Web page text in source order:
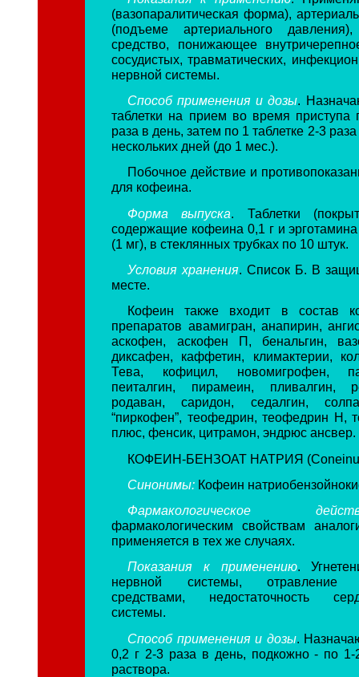
(вазопаралитическая форма),
(подъеме артериального
средство, понижающее
сосудистых, травматических,
нервной системы.
Способ применения и дозы.
таблетки на прием во время приступа
раза в день, затем по 1 таблетке 2-3
нескольких дней (до 1 мес.).
Побочное действие и
для кофеина.
Форма выпуска . Таблетки
содержащие кофеина 0,1 г и эрготамина
(1 мг), в стеклянных трубках по 10 штук.
Условия хранения. Список Б. В
месте.
Кофеин также входит в состав
препаратов авамигран, анапирин,
аскофен, аскофен П, бенальгин,
диксафен, каффетин, климактерии,
Тева, кофицил, новомигрофен,
пеиталгин, пирамеин, пливалгин,
родаван, саридон, седалгин,
“пиркофен”, теофедрин, теофедрин Н,
плюс, фенсик, цитрамон, эндрюс ансвер.
КОФЕИН-БЕНЗОАТ НАТРИЯ
Синонимы: Кофеин
Фармакологическое
фармакологическим свойствам
применяется в тех же случаях.
Показания к применению.
нервной системы, отравление
средствами, недостаточность
системы.
Способ применения и дозы.
0,2 г 2-3 раза в день, подкожно - по
раствора.